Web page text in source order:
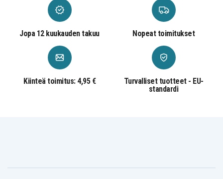
Jopa 12 kuukauden takuu Nopeat toimitukset
Kiinteä toimitus: 4,95 €
Turvalliset tuotteet - EU-
standardi